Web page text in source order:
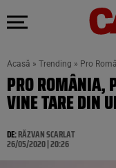
Acasă » Trending » Pro
PRO ROMÂNIA,
VINE TARE DIN
DE:RĂZVAN SCARLAT
26/05/2020 | 20:26